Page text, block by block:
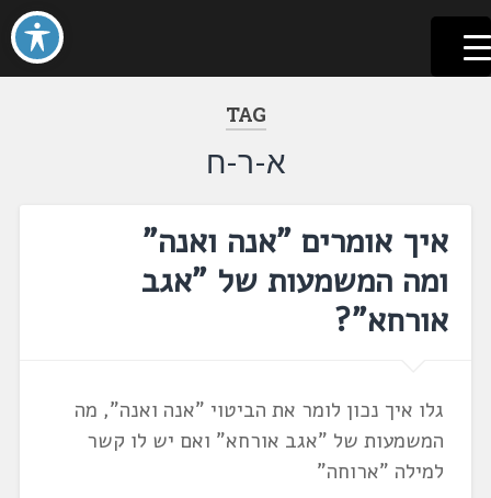
דלג
לתוכן
לשוניאדה
עברית. לשון. שפה
TAG
א-ר-ח
איך אומרים "אנה ואנה"
ומה המשמעות של "אגב
אורחא"?
גלו איך נכון לומר את הביטוי "אנה ואנה", מה
המשמעות של "אגב אורחא" ואם יש לו קשר
למילה "ארוחה"